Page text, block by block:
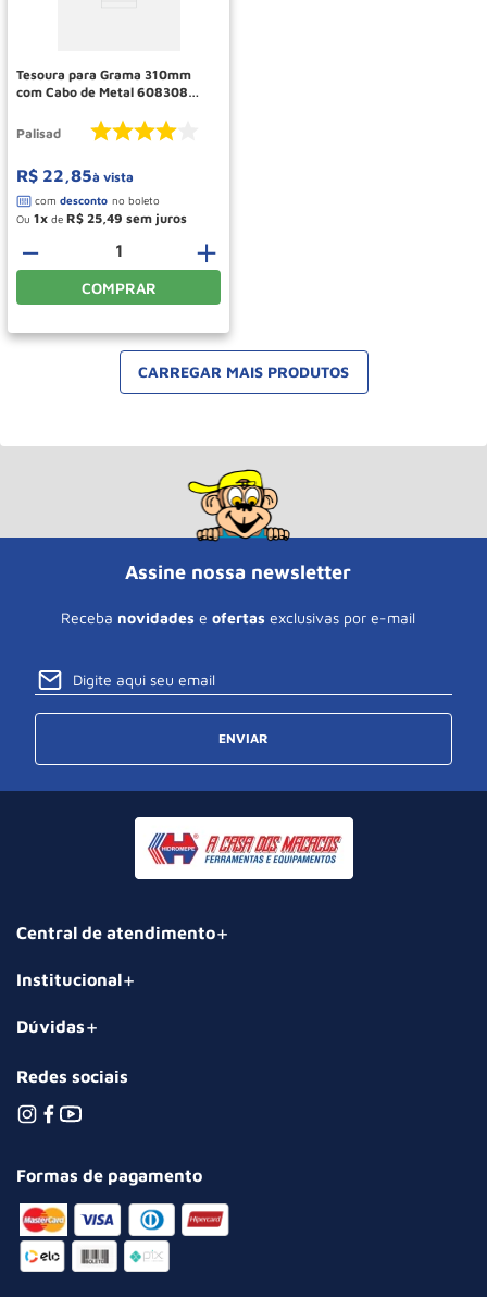
Tesoura para Grama 310mm
com Cabo de Metal 608308
Palisad
R$ 22,85à vista
Ou 1 de R$ 25 49
＋
－
COMPRAR
Assine nossa newsletter
Receba novidades e ofertas exclusivas por e-mail
ENVIAR
Central de atendimento
Institucional
Dúvidas
Redes sociais
Formas de pagamento